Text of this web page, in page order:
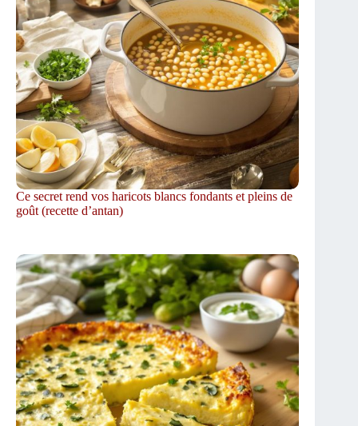
Ce secret rend vos haricots blancs fondants et pleins de
goût (recette d’antan)